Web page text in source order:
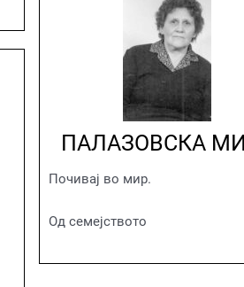
ПАЛАЗОВСКА
Почивај во мир.
Од семејството